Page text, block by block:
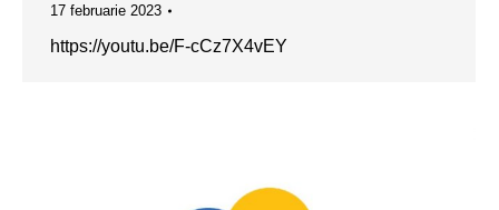
17 februarie 2023
https://youtu.be/F-cCz7X4vEY